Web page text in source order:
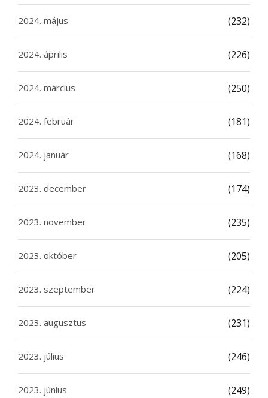
2024. május (232)
2024. április (226)
2024. március (250)
2024. február (181)
2024. január (168)
2023. december (174)
2023. november (235)
2023. október (205)
2023. szeptember (224)
2023. augusztus (231)
2023. július (246)
2023. június (249)